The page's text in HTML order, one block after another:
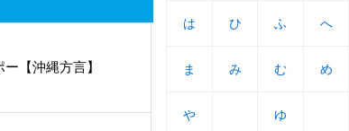
ー【沖縄方言】
は
は ひ
ひ ふ
ふ へ
へ
ま
ま み
み む
む め
め
や
や ゆ
ゆ